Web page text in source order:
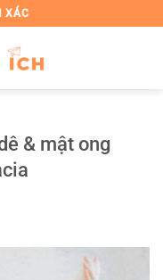
XÁC
& mật ong